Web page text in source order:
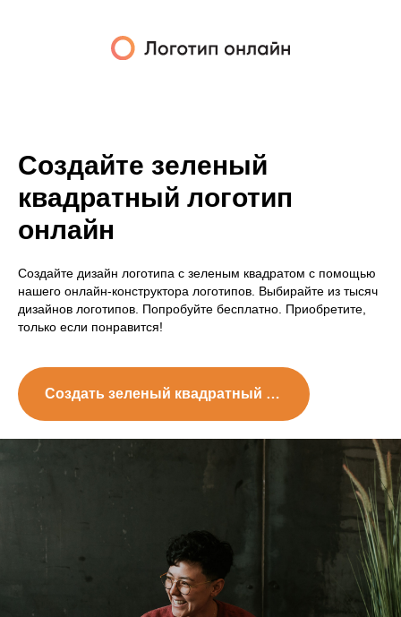
Создайте зеленый
квадратный логотип
онлайн
Создайте дизайн логотипа с зеленым квадратом с помощью
нашего онлайн-конструктора логотипов. Выбирайте из тысяч
дизайнов логотипов. Попробуйте бесплатно. Приобретите,
только если понравится!
Создать зеленый квадратный логотип